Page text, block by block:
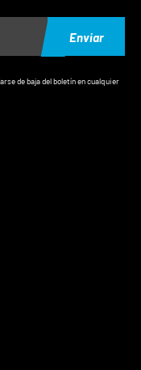
Enviar
de baja del boletín en cualquier